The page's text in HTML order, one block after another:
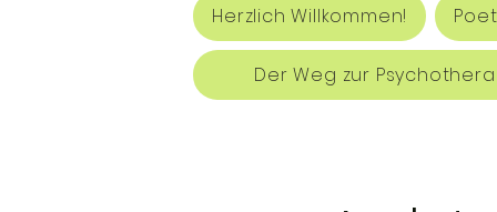
Herzlich Willkommen!
Der Weg zur